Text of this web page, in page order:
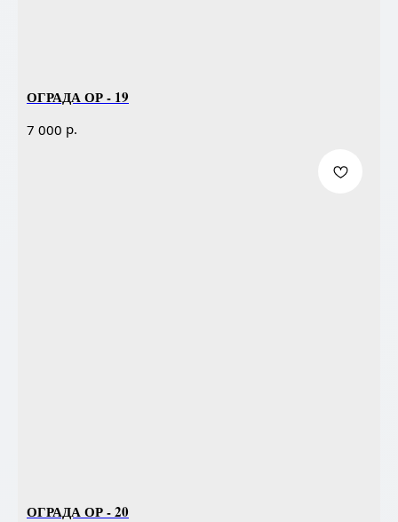
ОГРАДА ОР - 19
7 000 р.
ОГРАДА ОР - 20